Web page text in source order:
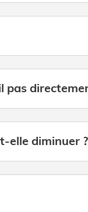
pas
elle diminuer ?